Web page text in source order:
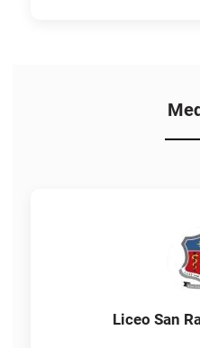
Liceo San